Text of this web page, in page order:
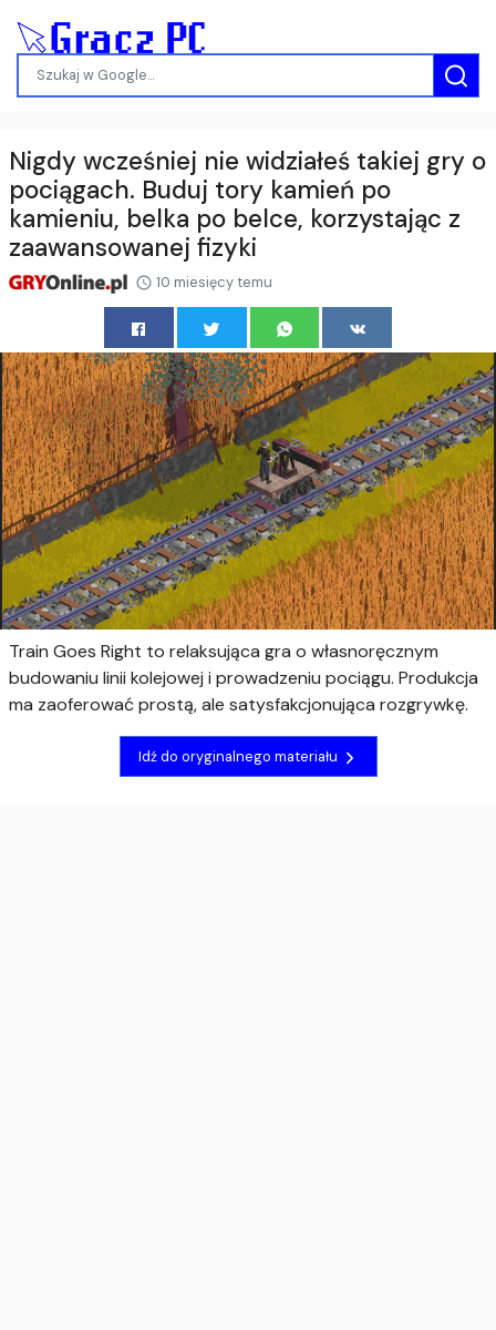
Nigdy wcześniej nie widziałeś takiej gry o
pociągach. Buduj tory kamień po
kamieniu, belka po belce, korzystając z
zaawansowanej fizyki
10 miesięcy temu
Train Goes Right to relaksująca gra o własnoręcznym
budowaniu linii kolejowej i prowadzeniu pociągu. Produkcja
ma zaoferować prostą, ale satysfakcjonująca rozgrywkę.
Idź do oryginalnego materiału